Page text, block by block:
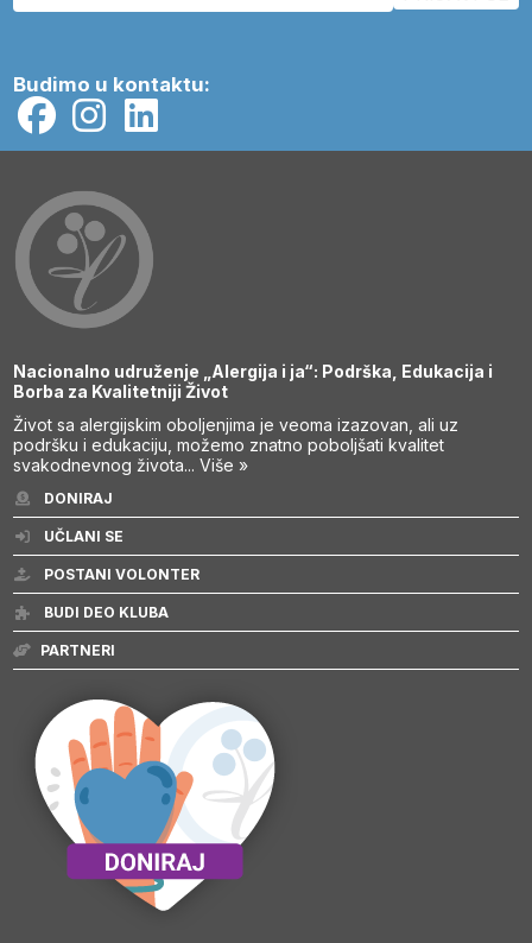
Budimo u kontaktu:
Nacionalno udruženje „Alergija i ja“: Podrška, Edukacija i
Borba za Kvalitetniji Život
Život sa alergijskim oboljenjima je veoma izazovan, ali uz
podršku i edukaciju, možemo znatno poboljšati kvalitet
svakodnevnog života...Više »
DONIRAJ
UČLANI SE
POSTANI VOLONTER
BUDI DEO KLUBA
PARTNERI